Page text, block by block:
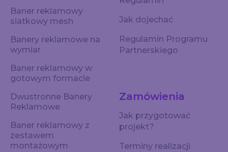
Baner reklamowy
siatkowy mesh
Banery reklamowe na
wymiar
Baner reklamowy w
gotowym formacie
Dwustronne Banery
Reklamowe
Baner reklamowy z
zestawem
montażowym
Jak dojechać
Regulamin Programu
Partnerskiego
Zamówienia
Jak przygotować
projekt?
Terminy realizacji